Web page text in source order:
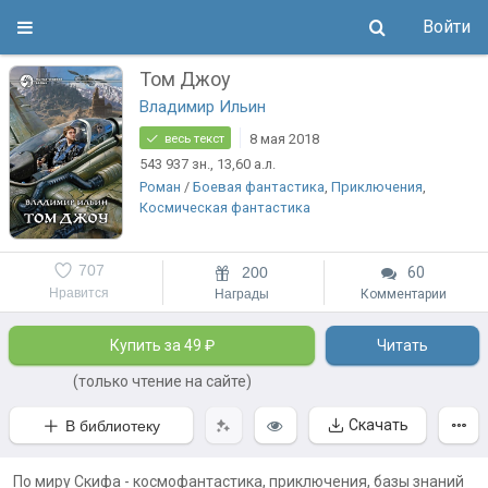
Войти
Том Джоу
Владимир Ильин
весь текст
8 мая 2018
543 937 зн., 13,60 а.л.
Роман / Боевая фантастика, Приключения,
Космическая фантастика
Нравится
707 200
Награды
60
Комментарии
Купить за 49 ₽
(только чтение на сайте)
Читать
В библиотеку Скачать
По миру Скифа - космофантастика, приключения, базы знаний